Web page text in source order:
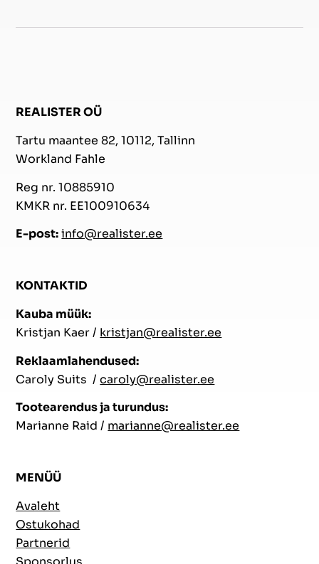
REALISTER OÜ
Tartu maantee 82, 10112, Tallinn
Workland Fahle
Reg nr. 10885910
KMKR nr. EE100910634
E-post: info@realister.ee
KONTAKTID
Kauba müük:
Kristjan Kaer / kristjan@realister.ee
Reklaamlahendused:
Caroly Suits /caroly@realister.ee
Tootearendus ja turundus:
Marianne Raid / marianne@realister.ee
MENÜÜ
Avaleht
Ostukohad
Partnerid